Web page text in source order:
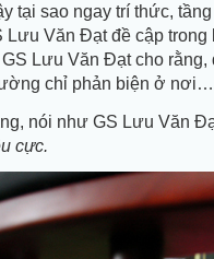
tại sao ngay trí thức,
Lưu Văn Đạt đề cập trong
Lưu Văn Đạt cho
chỉ phản biện ở nơi…
nói như GS Lưu Văn
cực.